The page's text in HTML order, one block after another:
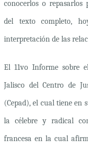
conocerlos o repasarlos
del texto completo,
interpretación de las
El 11vo Informesobre
Jalisco delCentro de
(Cepad), el cual tiene en
la célebre y radical
francesa en la cual